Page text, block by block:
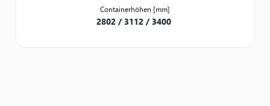
Containerhöhen [mm]
2802 / 3112 / 3400